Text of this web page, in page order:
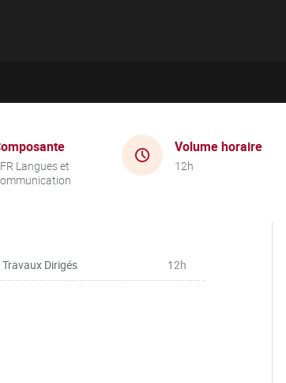
Langues et
Volume horaire
12h
Travaux Dirigés 12h